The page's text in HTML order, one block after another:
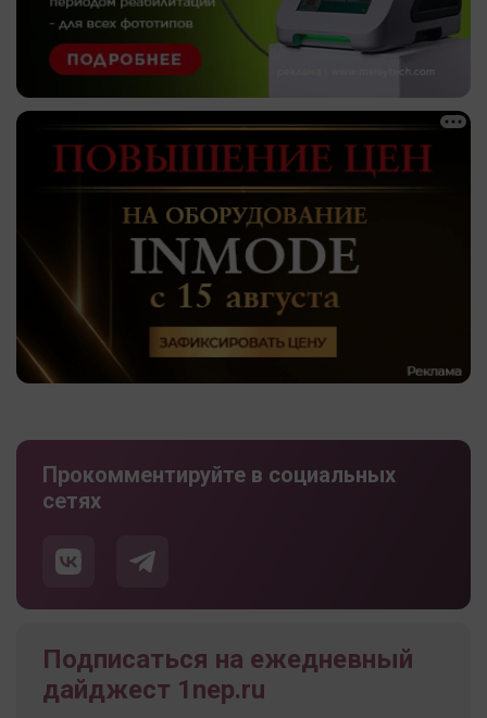
Прокомментируйте в социальных
сетях
Подписаться на ежедневный
дайджест 1nep.ru